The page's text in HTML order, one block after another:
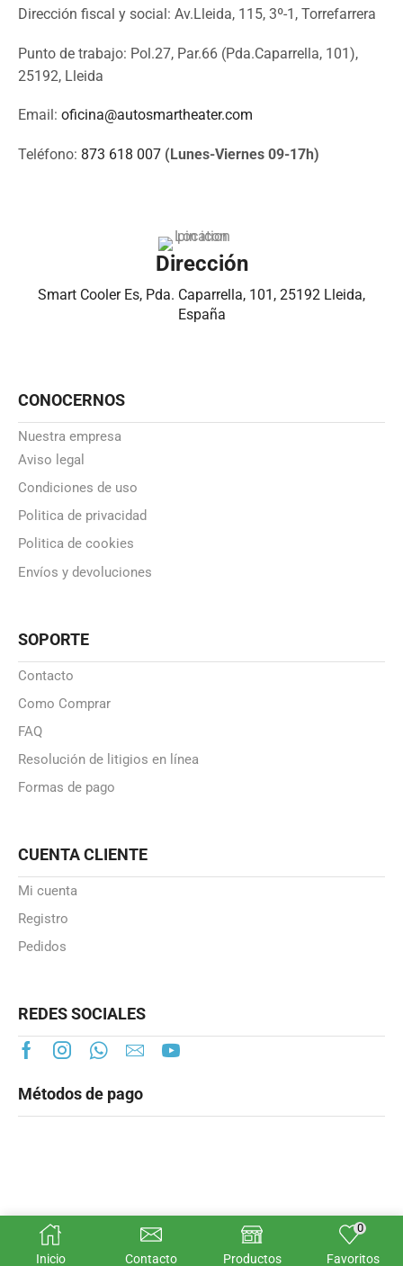
Inicio Contacto Productos
0
Favoritos
Dirección fiscal y social: Av.Lleida, 115, 3º-1, Torrefarrera
Punto de trabajo: Pol.27, Par.66 (Pda.Caparrella, 101),
25192, Lleida
Email: oficina@autosmartheater.com
Teléfono: 873 618 007 (Lunes-Viernes 09-17h)
Dirección
Smart Cooler Es, Pda. Caparrella, 101, 25192 Lleida,
España
CONOCERNOS
Nuestra empresa
Aviso legal
Condiciones de uso
Politica de privacidad
Politica de cookies
Envíos y devoluciones
SOPORTE
Contacto
Como Comprar
FAQ
Resolución de litigios en línea
Formas de pago
CUENTA CLIENTE
Mi cuenta
Registro
Pedidos
REDES SOCIALES
Métodos de pago